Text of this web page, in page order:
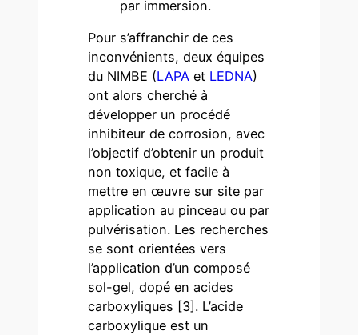
par immersion.
Pour s’affranchir de ces
inconvénients, deux équipes
du NIMBE (LAPA et LEDNA)
ont alors cherché à
développer un procédé
inhibiteur de corrosion, avec
l’objectif d’obtenir un produit
non toxique, et facile à
mettre en œuvre sur site par
application au pinceau ou par
pulvérisation. Les recherches
se sont orientées vers
l’application d’un composé
sol-gel, dopé en acides
carboxyliques [3]. L’acide
carboxylique est un